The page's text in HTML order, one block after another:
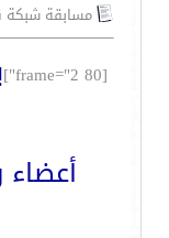
مسابقة شبكة
[frame="2 80"]